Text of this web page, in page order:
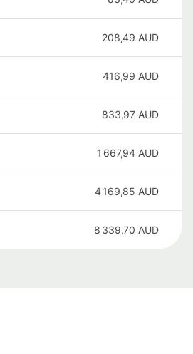
208,49 AUD
416,99 AUD
833,97 AUD
1 667,94 AUD
4 169,85 AUD
8 339,70 AUD